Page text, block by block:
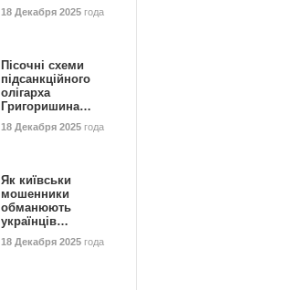
18 Декабря 2025 года
Пісочні схеми
підсанкційного
олігарха
Григоришина…
18 Декабря 2025 года
Як київськи
мошенники
обманюють
українців…
18 Декабря 2025 года